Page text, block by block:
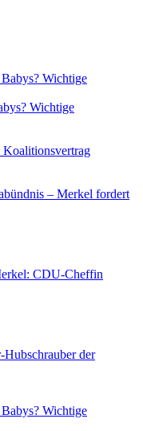
Wichtige
Koalitionsvertrag
– Merkel fordert
CDU-Cheffin
der